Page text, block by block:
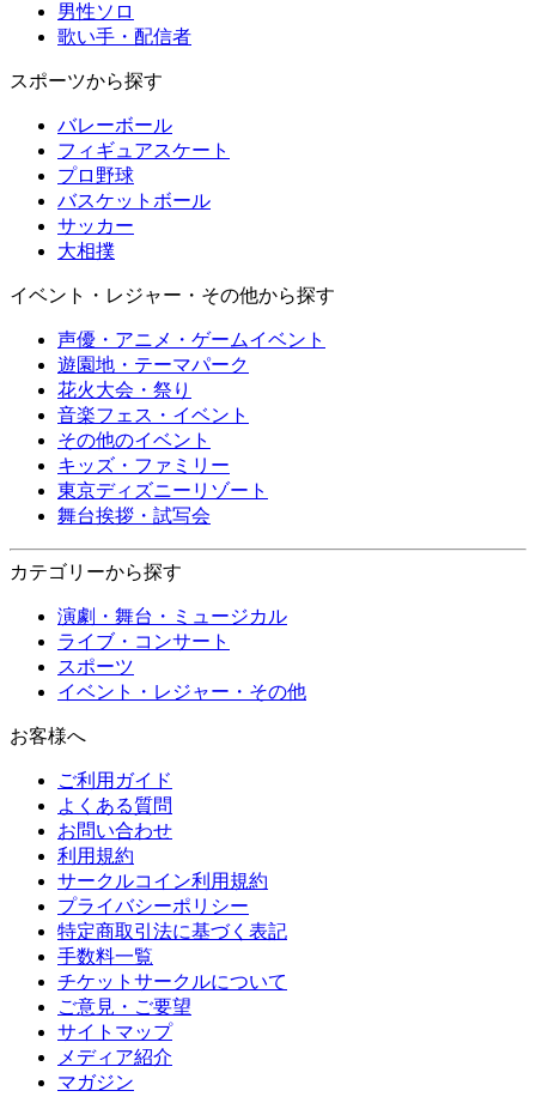
男性ソロ
歌い手・配信者
スポーツから探す
バレーボール
フィギュアスケート
プロ野球
バスケットボール
サッカー
大相撲
イベント・レジャー・その他から探す
声優・アニメ・ゲームイベント
遊園地・テーマパーク
花火大会・祭り
音楽フェス・イベント
その他のイベント
キッズ・ファミリー
東京ディズニーリゾート
舞台挨拶・試写会
カテゴリーから探す
演劇・舞台・ミュージカル
ライブ・コンサート
スポーツ
イベント・レジャー・その他
お客様へ
ご利用ガイド
よくある質問
お問い合わせ
利用規約
サークルコイン利用規約
プライバシーポリシー
特定商取引法に基づく表記
手数料一覧
チケットサークルについて
ご意見・ご要望
サイトマップ
メディア紹介
マガジン